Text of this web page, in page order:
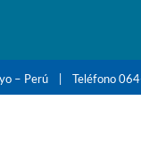
– Perú | Teléfono